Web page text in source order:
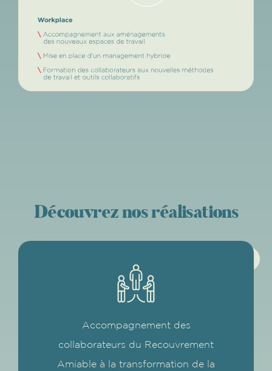
Découvrez nos réalisations
Accompagnement des
collaborateurs du Recouvrement
Amiable à la transformation de la